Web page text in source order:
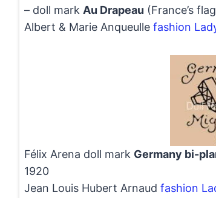
– doll mark Au Drapeau (France’s
Albert & Marie Anqueulle fashion
Félix Arena doll mark Germany bi-
1920
Jean Louis Hubert Arnaud fashion